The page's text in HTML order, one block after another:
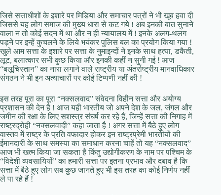
जिसे सत्ताधीशों के इशारे पर मिडिया और समाचार पत्रों ने भी खूब हवा दी
जिससे यह लोग समाज की मुख्य धारा से कट गये ! अब इनकी बात सुनाने
वाला न तो कोई सदन में था और न ही न्यायालय में ! इनके अलग-थलग
पड़ने पर इन्हें कुचलने के लिये भयंकर पुलिस बल का प्रयोग किया गया !
खुले आम सत्ता के इशारे पर सत्ता के नुमाइन्दों ने इनके साथ हत्या, डकैती,
लूट, बलात्कार सभी कुछ किया और इनकी कहीं न सुनी गई ! आज
“बलूचिस्तान” का नारा लगाने वाले राष्ट्रीय या अंतर्राष्ट्रीय मानवाधिकार
संगठन ने भी इन अत्याचारों पर कोई टिप्पणी नहीं की !
इस तरह पूरा का पूरा “नक्सलवाद” संवेदना विहीन सत्ता और अयोग्य
प्रशासन की देन है ! आज यही भारतीय जो अपने देश के जल, जंगल और
जमीन की रक्षा के लिए सशस्त्र संघर्ष कर रहे हैं, जिन्हें सत्ता की निगाह में
राष्ट्रद्रोही “नक्सलवादी” कहा जाता है ! अगर सत्ता में बैठे हुए लोग
वास्तव में राष्ट्र के प्रति वफादार होकर इन राष्ट्रप्रेमी भारतीयों की
ईमानदारी के साथ समस्या का समाधान करना चाहें तो यह “नक्सलवाद”
आज भी खत्म किया जा सकता है किंतु उद्योगीकरण के नाम पर पश्चिम के
“विदेशी व्यवसायियों” का हमारी सत्ता पर इतना प्रभाव और दबाव है कि
सत्ता में बैठे हुए लोग सब कुछ जानते हुए भी इस तरह का कोई निर्णय नहीं
ले पा रहे हैं !